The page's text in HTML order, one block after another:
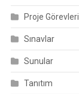
Proje Görevleri
Sınavlar
Sunular
Tanıtım